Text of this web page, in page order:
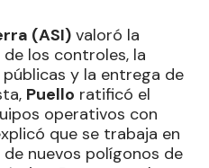
(ASI) valoró la
los controles, la
y la entrega de
Puello ratificó el
operativos con
que se trabaja en
nuevos polígonos de